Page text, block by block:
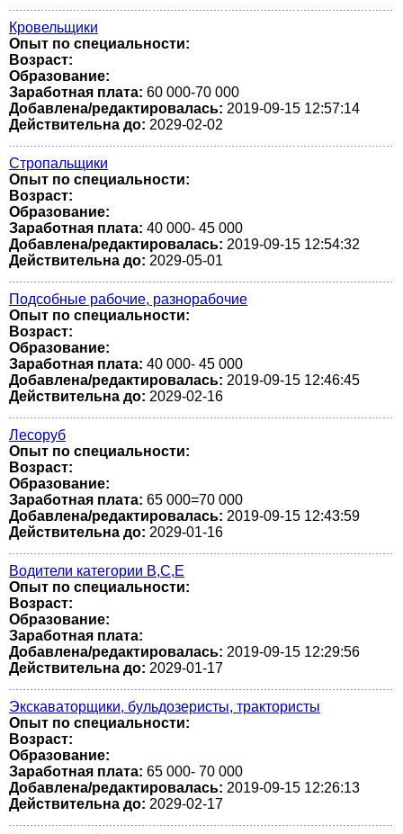
Кровельщики
Опыт по специальности:
Возраст:
Образование:
Заработная плата: 60 000-70 000
Добавлена/редактировалась: 2019-09-15 12:57:14
Действительна до: 2029-02-02
Стропальщики
Опыт по специальности:
Возраст:
Образование:
Заработная плата: 40 000- 45 000
Добавлена/редактировалась: 2019-09-15 12:54:32
Действительна до: 2029-05-01
Подсобные рабочие, разнорабочие
Опыт по специальности:
Возраст:
Образование:
Заработная плата: 40 000- 45 000
Добавлена/редактировалась: 2019-09-15 12:46:45
Действительна до: 2029-02-16
Лесоруб
Опыт по специальности:
Возраст:
Образование:
Заработная плата: 65 000=70 000
Добавлена/редактировалась: 2019-09-15 12:43:59
Действительна до: 2029-01-16
Водители категории В,С,Е
Опыт по специальности:
Возраст:
Образование:
Заработная плата:
Добавлена/редактировалась: 2019-09-15 12:29:56
Действительна до: 2029-01-17
Экскаваторщики, бульдозеристы, трактористы
Опыт по специальности:
Возраст:
Образование:
Заработная плата: 65 000- 70 000
Добавлена/редактировалась: 2019-09-15 12:26:13
Действительна до: 2029-02-17